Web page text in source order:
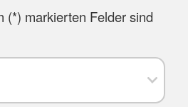
(*) markierten Felder sind